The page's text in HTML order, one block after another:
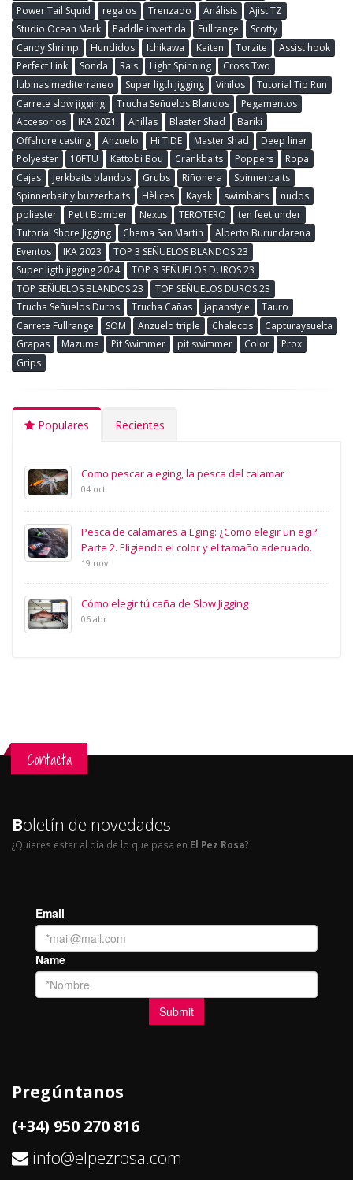
Power Tail Squid
regalos Trenzado Análisis
Ajist TZ
Studio Ocean Mark
Paddle invertida Fullrange
Scotty
Candy Shrimp
Hundidos Ichikawa Kaiten Torzite
Assist hook
Perfect Link
Sonda Rais Light Spinning
Cross Two
lubinas mediterraneo
Super ligth jigging Vinilos
Tutorial Tip Run
Carrete slow jigging
Trucha Señuelos Blandos
Pegamentos
Accesorios
IKA 2021 Anillas Blaster Shad
Bariki
Offshore casting
Anzuelo Hi TIDE Master Shad
Deep liner
Polyester
10FTU Kattobi Bou Crankbaits Poppers
Ropa
Cajas
Jerkbaits blandos Grubs Riñonera
Spinnerbaits
Spinnerbait y buzzerbaits
Hèlices Kayak swimbaits
nudos
poliester
Petit Bomber Nexus TEROTERO
ten feet under
Tutorial Shore Jigging
Chema San Martin
Alberto Burundarena
Eventos
IKA 2023
TOP 3 SEÑUELOS BLANDOS 23
Super ligth jigging 2024
TOP 3 SEÑUELOS DUROS 23
TOP SEÑUELOS BLANDOS 23
TOP SEÑUELOS DUROS 23
Trucha Señuelos Duros
Trucha Cañas japanstyle
Tauro
Carrete Fullrange
SOM Anzuelo triple Chalecos
Capturaysuelta
Grapas
Mazume Pit Swimmer pit swimmer Color
Prox
Grips
Populares Recientes
Como pescar a eging, la pesca del calamar
04 oct
Pesca de calamares a Eging: ¿Como elegir un egi?.
Parte 2. Eligiendo el color y el tamaño adecuado.
19 nov
Cómo elegir tú caña de Slow Jigging
06 abr
Contacta
Boletín de novedades
¿Quieres estar al día de lo que pasa en El Pez Rosa?
Pregúntanos
(+34) 950 270 816
info@elpezrosa.com